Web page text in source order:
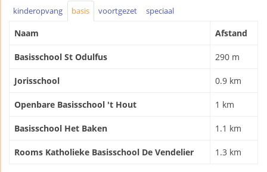
kinderopvang basis voortgezet speciaal
Naam Afstand
Basisschool St Odulfus 290 m
Jorisschool 0.9 km
Openbare Basisschool 't Hout 1 km
Basisschool Het Baken 1.1 km
Rooms Katholieke Basisschool De Vendelier 1.3 km